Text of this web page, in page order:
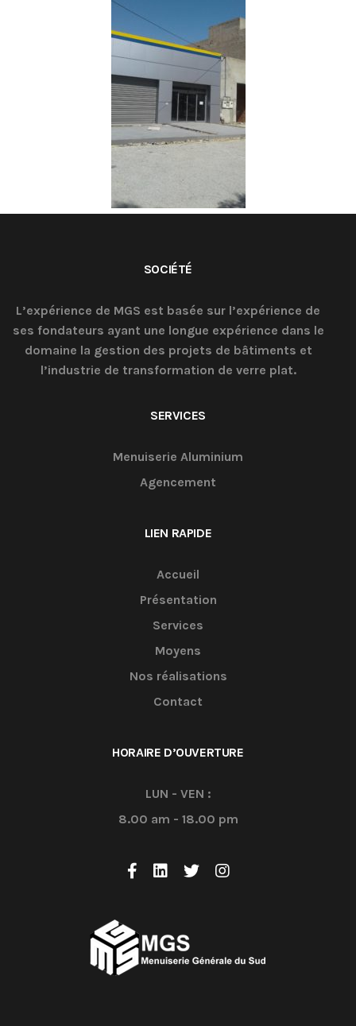
SOCIÉTÉ
L’expérience de MGS est basée sur l’expérience de
ses fondateurs ayant une longue expérience dans le
domaine la gestion des projets de bâtiments et
l’industrie de transformation de verre plat.
SERVICES
Menuiserie Aluminium
Agencement
LIEN RAPIDE
Accueil
Présentation
Services
Moyens
Nos réalisations
Contact
HORAIRE D’OUVERTURE
LUN - VEN :
8.00 am - 18.00 pm